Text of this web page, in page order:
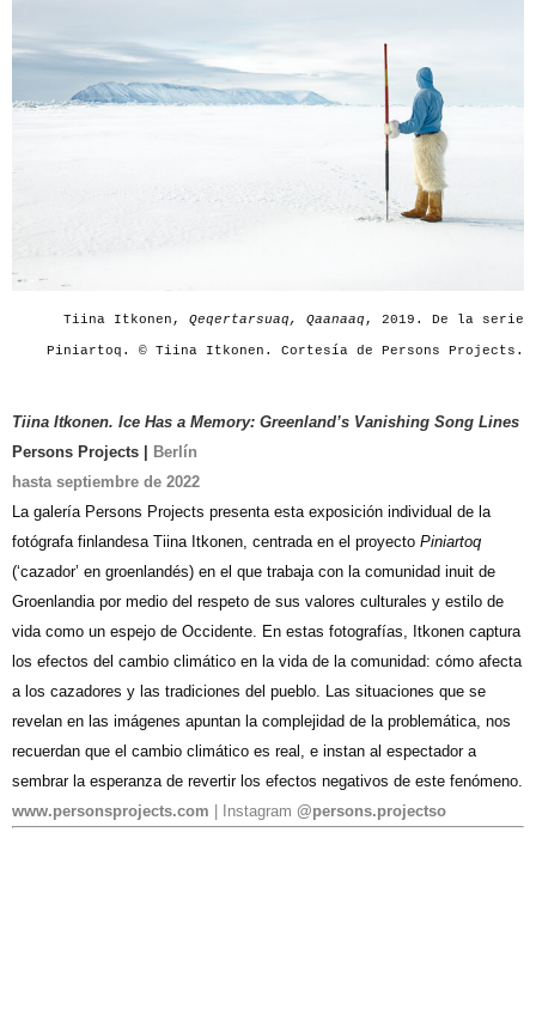
Tiina Itkonen, Qeqertarsuaq, Qaanaaq , 2019. De la serie
Piniartoq. © Tiina Itkonen. Cortesía de Persons Projects.
Tiina Itkonen. Ice Has a Memory: Greenland’s Vanishing Song Lines
Persons Projects | Berlín
hasta septiembre de 2022
La galería Persons Projects presenta esta exposición individual de la
fotógrafa finlandesa Tiina Itkonen, centrada en el proyecto Piniartoq
(‘cazador’ en groenlandés) en el que trabaja con la comunidad inuit de
Groenlandia por medio del respeto de sus valores culturales y estilo de
vida como un espejo de Occidente. En estas fotografías, Itkonen captura
los efectos del cambio climático en la vida de la comunidad: cómo afecta
a los cazadores y las tradiciones del pueblo. Las situaciones que se
revelan en las imágenes apuntan la complejidad de la problemática, nos
recuerdan que el cambio climático es real, e instan al espectador a
sembrar la esperanza de revertir los efectos negativos de este fenómeno.
www.personsprojects.com | Instagram @persons.projectso